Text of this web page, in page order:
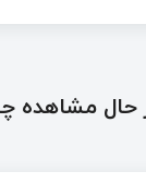
حال مشاهده